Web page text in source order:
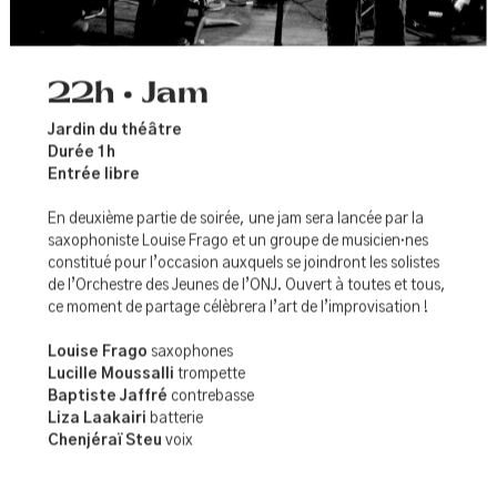
22h • Jam
Jardin du théâtre
Durée 1h
Entrée libre
En deuxième partie de soirée, une jam sera lancée par la
saxophoniste Louise Frago et un groupe de musicien·nes
constitué pour l’occasion auxquels se joindront les solistes
ce moment de partage célèbrera l’art de l’improvisation !
Louise Fragosaxophones
Lucille Moussallitrompette
Baptiste Jaffré contrebasse